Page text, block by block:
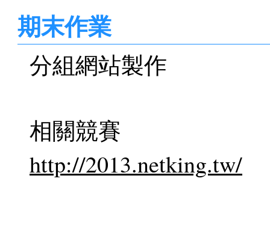
期末作業
分組網站製作
相關競賽
http://2013.netking.tw/